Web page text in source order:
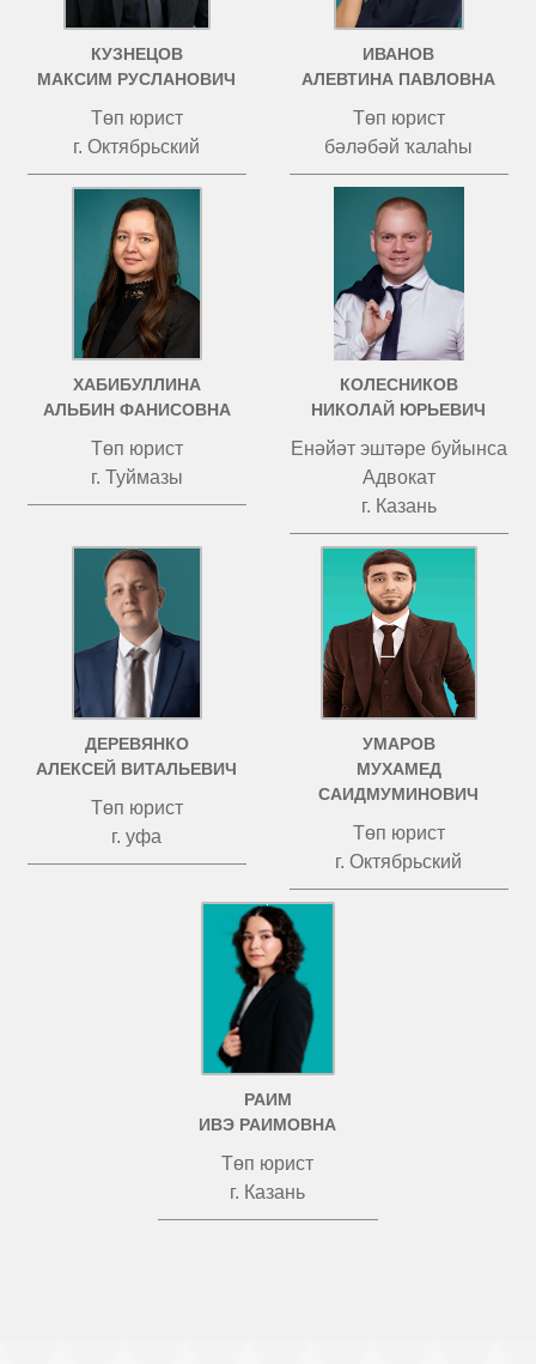
КУЗНЕЦОВ
МАКСИМ РУСЛАНОВИЧ
Төп юрист
г. Октябрьский
ИВАНОВ
АЛЕВТИНА ПАВЛОВНА
Төп юрист
бәләбәй ҡалаһы
ХАБИБУЛЛИНА
АЛЬБИН ФАНИСОВНА
Төп юрист
г. Туймазы
КОЛЕСНИКОВ
НИКОЛАЙ ЮРЬЕВИЧ
Енәйәт эштәре буйынса
Адвокат
г. Казань
ДЕРЕВЯНКО
АЛЕКСЕЙ ВИТАЛЬЕВИЧ
Төп юрист
г. уфа
УМАРОВ
МУХАМЕД
САИДМУМИНОВИЧ
Төп юрист
г. Октябрьский
РАИМ
ИВЭ РАИМОВНА
Төп юрист
г. Казань